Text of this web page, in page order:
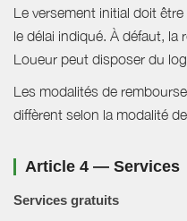
Le versement initial doit
le délai indiqué. À défaut, la
Loueur peut disposer du
Les modalités de
diffèrent selon la modalité
Article 4 — Services
Services gratuits